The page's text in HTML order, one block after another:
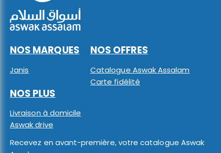
NOS MARQUES
Janis
NOS OFFRES
Catalogue Aswak Assalam
Carte fidélité
NOS PLUS
Livraison à domicile
Aswak drive
Recevez en avant-première, votre catalogue Aswak